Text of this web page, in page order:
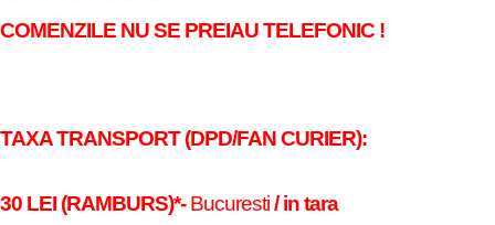
COMENZILE NU SE PREIAU TELEFONIC !
TAXA TRANSPORT (DPD/FAN CURIER):
30 LEI (RAMBURS)*-Bucuresti/ in tara